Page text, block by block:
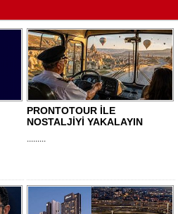
PRONTOTOUR İLE
NOSTALJİYİ YAKALAYIN
.........